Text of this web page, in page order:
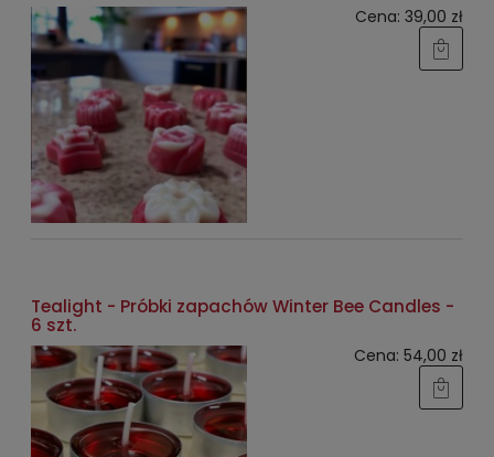
Cena: 39,00 zł
Tealight - Próbki zapachów Winter Bee Candles -
6 szt.
Cena: 54,00 zł